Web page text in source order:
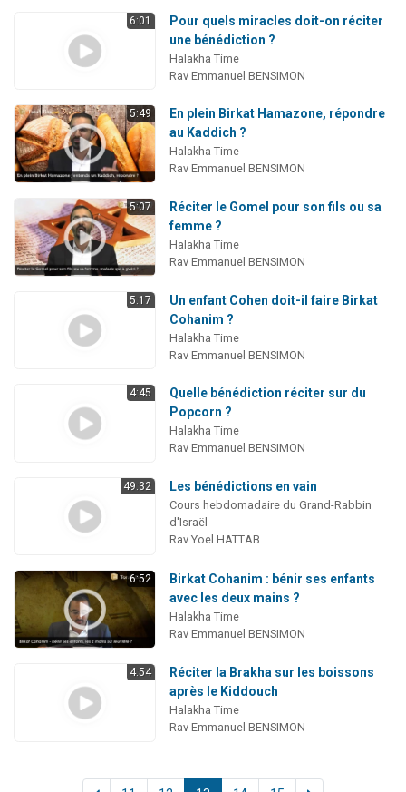
6:01
Pour quels miracles doit-on réciter
une bénédiction ?
Halakha Time
Rav Emmanuel BENSIMON
5:49
En plein Birkat Hamazone, répondre
au Kaddich ?
Halakha Time
Rav Emmanuel BENSIMON
5:07
Réciter le Gomel pour son fils ou sa
femme ?
Halakha Time
Rav Emmanuel BENSIMON
5:17
Un enfant Cohen doit-il faire Birkat
Cohanim ?
Halakha Time
Rav Emmanuel BENSIMON
4:45
Quelle bénédiction réciter sur du
Popcorn ?
Halakha Time
Rav Emmanuel BENSIMON
49:32 Les bénédictions en vain
Cours hebdomadaire du Grand-Rabbin
d'Israël
Rav Yoel HATTAB
6:52
Birkat Cohanim : bénir ses enfants
avec les deux mains ?
Halakha Time
Rav Emmanuel BENSIMON
4:54
Réciter la Brakha sur les boissons
après le Kiddouch
Halakha Time
Rav Emmanuel BENSIMON